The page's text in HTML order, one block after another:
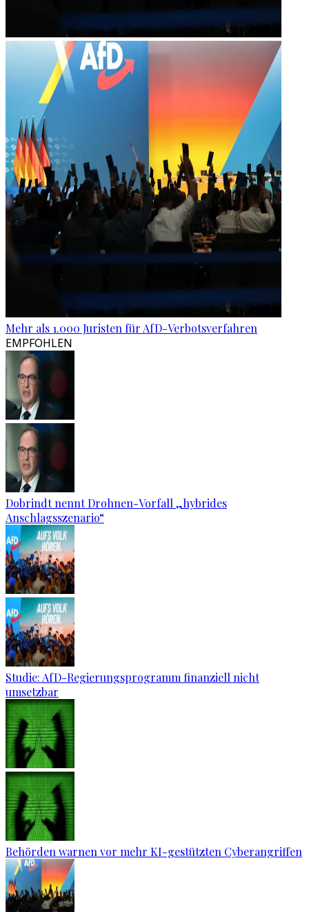
Mehr als 1.000 Juristen für AfD-Verbotsverfahren
EMPFOHLEN
Dobrindt nennt Drohnen-Vorfall „hybrides
Anschlagsszenario“
Studie: AfD-Regierungsprogramm finanziell nicht
umsetzbar
Behörden warnen vor mehr KI-gestützten Cyberangriffen